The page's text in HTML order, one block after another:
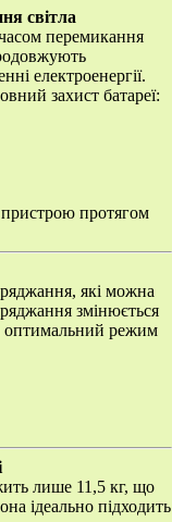
світла
перемикання
електроенергії.
захист батареї:
пристрою протягом
які можна
змінюється
оптимальний режим
лише 11,5 кг, що
ідеально підходить